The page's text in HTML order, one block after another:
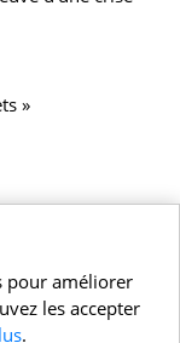
»
pour améliorer
les accepter
.